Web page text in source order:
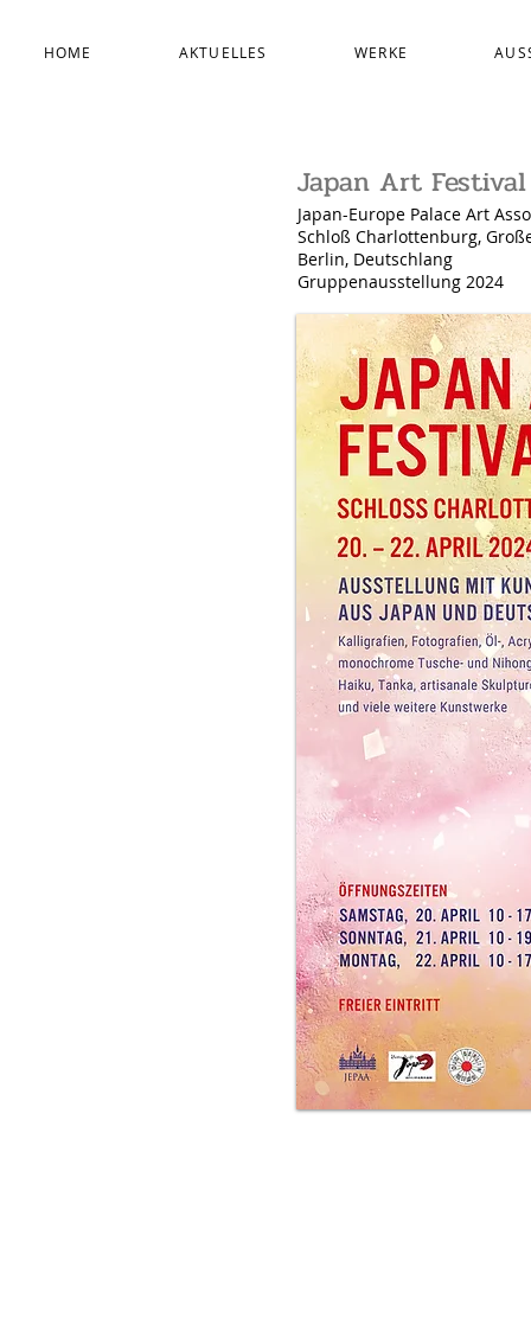
HOME AKTUELLES WERKE
Japan Art
Japan-Europe Palace Art
Schloß Charlottenburg,
Berlin, Deutschlang
Gruppenausstellung 2024